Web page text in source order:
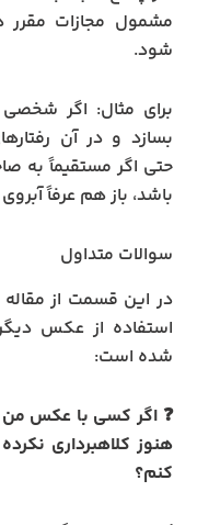
مشمول مجازات مقرر
شود.
برای مثال: اگر
بسازد و در آن
حتی اگر مستقیماً به
باشد، باز هم عرفاً
سوالات متداول
در این قسمت از مقاله
استفاده از عکس
شده است:
❓ اگر کسی با عکس
هنوز کلاهبرداری
کنم؟